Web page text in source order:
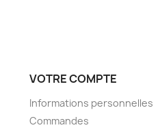
VOTRE COMPTE
Informations personnelles
Commandes